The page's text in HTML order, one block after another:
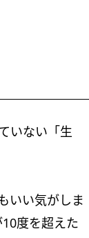
いない「生
いい気がしま
度を超えた